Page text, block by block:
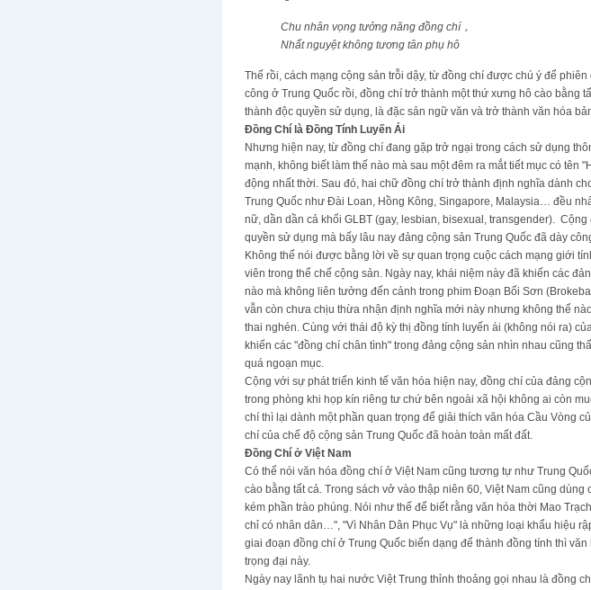
Chu nhân vọng tưởng năng đồng chí，
Nhất nguyệt không tương tân phụ hô
Thế rồi, cách mạng cộng sản trỗi dậy, từ đồng chí được chú ý để
công ở Trung Quốc rồi, đồng chí trở thành một thứ xưng hô cào bằng
thành độc quyền sử dụng, là đặc sản ngữ văn và trở thành văn hóa
Đồng Chí là Đồng Tính Luyến Ái
Nhưng hiện nay, từ đồng chí đang gặp trở ngại trong cách sử dụng
mạnh, không biết làm thế nào mà sau một đêm ra mắt tiết mục có
động nhất thời. Sau đó, hai chữ đồng chí trở thành định nghĩa dành
Trung Quốc như Đài Loan, Hồng Kông, Singapore, Malaysia… đều
nữ, dần dần cả khối GLBT (gay, lesbian, bisexual, transgender).
quyền sử dụng mà bấy lâu nay đảng cộng sản Trung Quốc đã dày
Không thể nói được bằng lời về sự quan trọng cuộc cách mạng giới
viên trong thể chế cộng sản. Ngày nay, khái niệm này đã khiến các
nào mà không liên tưởng đến cảnh trong phim Đoạn Bối Sơn
vẫn còn chưa chịu thừa nhận định nghĩa mới này nhưng không thể
thai nghén. Cùng với thái độ kỳ thị đồng tính luyến ái (không nói ra)
khiến các "đồng chí chân tình" trong đảng cộng sản nhìn nhau cũng
quá ngoạn mục.
Cộng với sự phát triển kinh tế văn hóa hiện nay, đồng chí của đảng
trong phòng khi họp kín riêng tư chứ bên ngoài xã hội không ai còn
chí thì lại dành một phần quan trọng để giải thích văn hóa Cầu Vòng
chí của chế độ cộng sản Trung Quốc đã hoàn toàn mất đất.
Đồng Chí ở Việt Nam
Có thể nói văn hóa đồng chí ở Việt Nam cũng tương tự như Trung
cào bằng tất cả. Trong sách vở vào thập niên 60, Việt Nam cũng
kém phần trào phúng. Nói như thế để biết rằng văn hóa thời Mao
chỉ có nhân dân…", "Vì Nhân Dân Phục Vụ" là những loại khẩu hiệu
giai đoạn đồng chí ở Trung Quốc biến dạng để thành đồng tính thì
trọng đại này.
Ngày nay lãnh tụ hai nước Việt Trung thỉnh thoảng gọi nhau là đồng